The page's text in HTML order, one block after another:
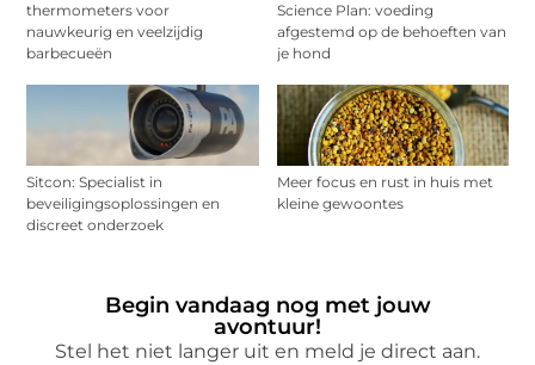
thermometers voor
nauwkeurig en veelzijdig
barbecueën
Science Plan: voeding
afgestemd op de behoeften van
je hond
Sitcon: Specialist in
beveiligingsoplossingen en
discreet onderzoek
Meer focus en rust in huis met
kleine gewoontes
Begin vandaag nog met jouw
avontuur!
Stel het niet langer uit en meld je direct aan.